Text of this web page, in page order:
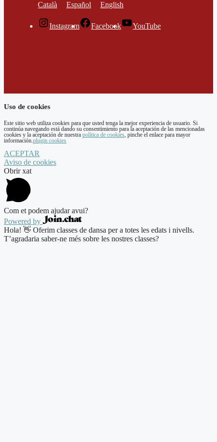
Català Español English
Instagram Facebook YouTube
Uso de cookies
Este sitio web utiliza cookies para que usted tenga la mejor experiencia de usuario. Si
continúa navegando está dando su consentimiento para la aceptación de las mencionadas
cookies y la aceptación de nuestra política de cookies, pinche el enlace para mayor
información.plugin cookies
ACEPTAR
Aviso de cookies
Obrir xat
Com et podem ajudar avui?
Powered by
Hola! 👋 Oferim classes de dansa per a totes les edats i nivells.
T’agradaria saber-ne més sobre les nostres classes?